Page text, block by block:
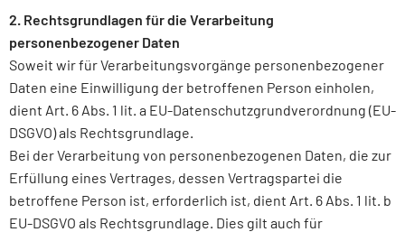
2. Rechtsgrundlagen für die Verarbeitung
personenbezogener Daten
Soweit wir für Verarbeitungsvorgänge personenbezogener
Daten eine Einwilligung der betroffenen Person einholen,
dient Art. 6 Abs. 1 lit. a EU-Datenschutzgrundverordnung (EU-
DSGVO) als Rechtsgrundlage.
Bei der Verarbeitung von personenbezogenen Daten, die zur
Erfüllung eines Vertrages, dessen Vertragspartei die
betroffene Person ist, erforderlich ist, dient Art. 6 Abs. 1 lit. b
EU-DSGVO als Rechtsgrundlage. Dies gilt auch für